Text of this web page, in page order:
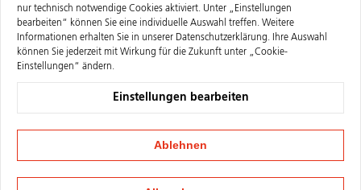
nur technisch notwendige Cookies aktiviert. Unter „Einstellungen
bearbeiten“ können Sie eine individuelle Auswahl treffen. Weitere
Informationen erhalten Sie in unserer Datenschutzerklärung. Ihre Auswahl
können Sie jederzeit mit Wirkung für die Zukunft unter „Cookie-
Einstellungen“ ändern.
Einstellungen bearbeiten
Ablehnen